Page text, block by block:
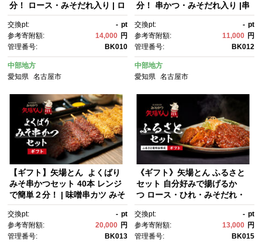
分！ ロース・みそだれ入り | ロ
噌カツ みそカツ 豚肉 加工食
品 惣菜 名古屋めし 送料無
料 老舗 名店 レンジ調理 簡単調
理 ご当地グルメ 人気 おすす
め ギフト プレゼント
交換pt: - pt
参考寄附額:
14,000 円
管理番号:
BK010
中部地方
愛知県
名古屋市
分！ 串かつ・みそだれ入り |串
調理 人気 おすすめ とんかつ 味
噌カツ 豚肉 加工食品 惣菜 ご当
地グルメ 老舗 名店 名古屋め
し ギフト プレゼント お取り寄
せ 通販 送料無料
交換pt: - pt
参考寄附額:
11,000 円
管理番号:
BK012
中部地方
愛知県 名古屋市
【ギフト】矢場とん よくばり
みそ串かつセット 40本 レンジ
で簡単２分！ | 味噌串カツ みそ
店 なごやめし 簡単 時短 レンジ
調理 レンチン 冷凍食品 ご当地
グルメ 人気 おすすめ 送料無料
交換pt: - pt
参考寄附額:
20,000 円
管理番号:
BK013
《ギフト》矢場とん ふるさと
セット 自分好みで揚げるか
つ ロース・ひれ・みそだれ・
定】 | かつ カツ 矢場とん 名古
屋名物 豚肉 ヒレ 味噌だれ 簡
単 時短 レンジ調理 人気 おすす
交換pt: - pt
参考寄附額:
13,000 円
管理番号:
BK015